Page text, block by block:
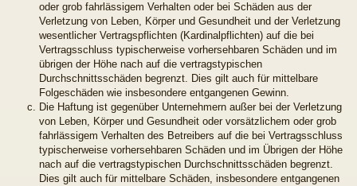
oder grob fahrlässigem Verhalten oder bei Schäden aus der
Verletzung von Leben, Körper und Gesundheit und der Verletzung
wesentlicher Vertragspflichten (Kardinalpflichten) auf die bei
Vertragsschluss typischerweise vorhersehbaren Schäden und im
übrigen der Höhe nach auf die vertragstypischen
Durchschnittsschäden begrenzt. Dies gilt auch für mittelbare
Folgeschäden wie insbesondere entgangenen Gewinn.
Die Haftung ist gegenüber Unternehmern außer bei der Verletzung
von Leben, Körper und Gesundheit oder vorsätzlichem oder grob
fahrlässigem Verhalten des Betreibers auf die bei Vertragsschluss
typischerweise vorhersehbaren Schäden und im Übrigen der Höhe
nach auf die vertragstypischen Durchschnittsschäden begrenzt.
Dies gilt auch für mittelbare Schäden, insbesondere entgangenen